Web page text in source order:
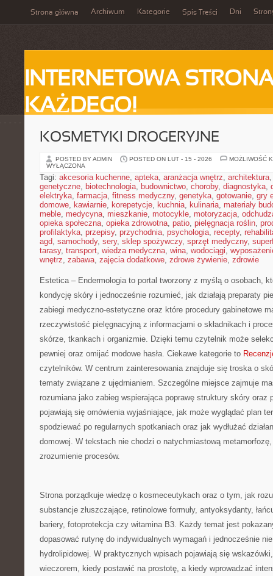
Strona główna Archiwum Kategorie Spis Treści Dni
INTERNETOWA
KAŻDEGO!
KOSMETYKI DROGERYJNE
POSTED BY ADMIN POSTED ON LUT - 15 - 2026
MOŻLIWOŚĆ
WYŁĄCZONA
Tagi: akcesoria kuchenne, apteka, aranżacja wnętrz, architektura
genetyczne, biotechnologia, budownictwo, choroby, diagnostyka,
elektryka, farmacja, fitness medyczny, genetyka, gotowanie, gry
domowe, kawiarnie, korepetycje, kuchnia, kulinaria, materiały
meble, medycyna, mieszkanie, motocykle, motoryzacja,
opieka społeczna, opieka zdrowotna, patio, pielęgnacja roślin,
profilaktyka, przepisy, przychodnia, psychologia, recepty,
agd, samochody, sery, sklep spożywczy, sprzęt medyczny,
tarasy, transport, wiedza medyczna, wina, wodociągi,
wnętrz, zabawa, zajęcia dodatkowe, zdrowe żywienie, zdrowie
Estetica – Endermologia to portal tworzony z myślą o osobach,
kondycję skóry i jednocześnie rozumieć, jak działają preparaty
zabiegi medyczno-estetyczne oraz które procedury gabinetowe
rzeczywistość pielęgnacyjną z informacjami o składnikach i
skórze, tkankach i organizmie. Dzięki temu czytelnik może
pewniej oraz omijać modowe hasła. Ciekawe kategorie to
czytelników. W centrum zainteresowania znajduje się troska o
tematy związane z ujędrnianiem. Szczególne miejsce zajmuje
rozumiana jako zabieg wspierająca poprawę struktury skóry oraz
pojawiają się omówienia wyjaśniające, jak może wyglądać plan
spodziewać po regularnych spotkaniach oraz jak wydłużać
domowej. W tekstach nie chodzi o natychmiastową
zrozumienie procesów.
Strona porządkuje wiedzę o kosmeceutykach oraz o tym, jak
substancje złuszczające, retinolowe formuły, antyoksydanty,
bariery, fotoprotekcja czy witamina B3. Każdy temat jest
dopasować rutynę do indywidualnych wymagań i jednocześnie
hydrolipidowej. W praktycznych wpisach pojawiają się
wieczorem, kiedy postawić na prostotę, a kiedy wprowadzać